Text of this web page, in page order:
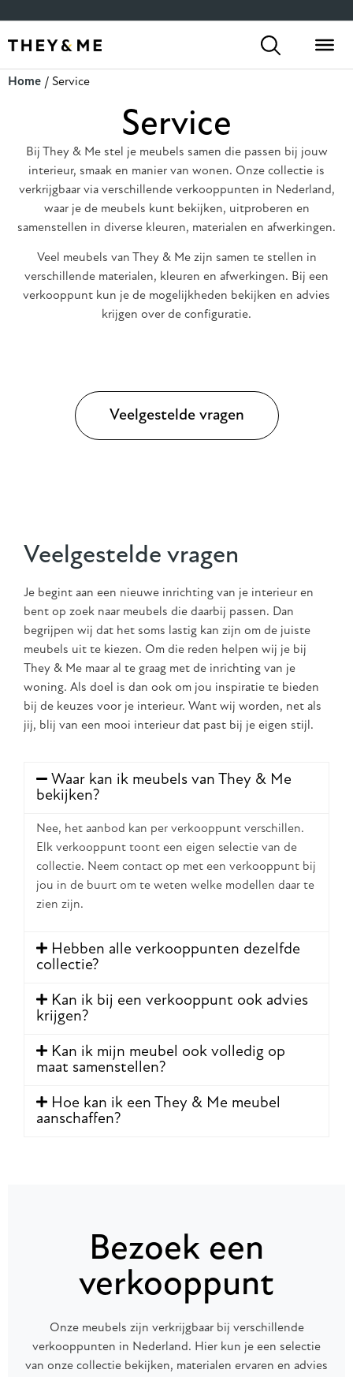
Home / Service
Service
Bij They & Me stel je meubels samen die passen bij jouw
interieur, smaak en manier van wonen. Onze collectie is
verkrijgbaar via verschillende verkooppunten in Nederland,
waar je de meubels kunt bekijken, uitproberen en
samenstellen in diverse kleuren, materialen en afwerkingen.
Veel meubels van They & Me zijn samen te stellen in
verschillende materialen, kleuren en afwerkingen. Bij een
verkooppunt kun je de mogelijkheden bekijken en advies
krijgen over de configuratie.
Veelgestelde vragen
Veelgestelde vragen
Je begint aan een nieuwe inrichting van je interieur en
bent op zoek naar meubels die daarbij passen. Dan
begrijpen wij dat het soms lastig kan zijn om de juiste
meubels uit te kiezen. Om die reden helpen wij je bij
They & Me maar al te graag met de inrichting van je
woning. Als doel is dan ook om jou inspiratie te bieden
bij de keuzes voor je interieur. Want wij worden, net als
jij, blij van een mooi interieur dat past bij je eigen stijl.
Waar kan ik meubels van They & Me
bekijken?
Nee, het aanbod kan per verkooppunt verschillen.
Elk verkooppunt toont een eigen selectie van de
collectie. Neem contact op met een verkooppunt bij
jou in de buurt om te weten welke modellen daar te
zien zijn.
Hebben alle verkooppunten dezelfde
collectie?
Kan ik bij een verkooppunt ook advies
krijgen?
Kan ik mijn meubel ook volledig op
maat samenstellen?
Hoe kan ik een They & Me meubel
aanschaffen?
Bezoek een
verkooppunt
Onze meubels zijn verkrijgbaar bij verschillende
verkooppunten in Nederland. Hier kun je een selectie
van onze collectie bekijken, materialen ervaren en advies